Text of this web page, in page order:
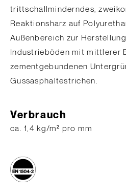
trittschallminderndes,
Reaktionsharz auf
Außenbereich zur
Industrieböden mit mittlerer
zementgebundenen
Gussasphaltestrichen.
Verbrauch
​ca. 1,4 kg/m² pro mm